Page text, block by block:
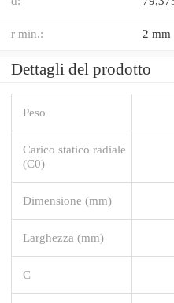
r min.: 2 mm
Dettagli del prodotto
Peso
Carico statico radiale
(C0)
Dimensione (mm)
Larghezza (mm)
C